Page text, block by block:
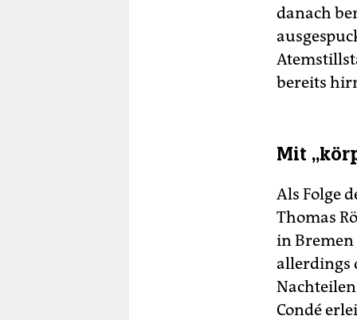
danach
bereits
Mit
Als Folge
Thomas
in Bremen
allerdings
Condé